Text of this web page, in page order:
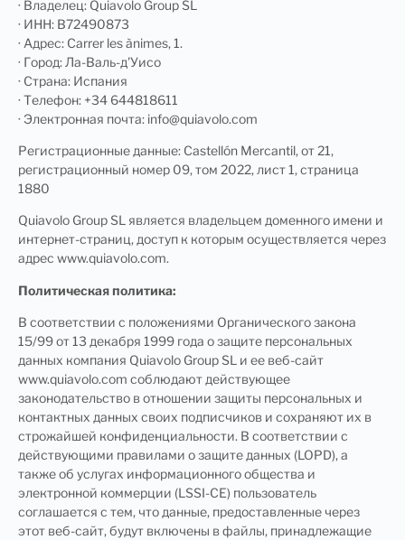
· Владелец: Quiavolo Group SL
· ИНН: B72490873
· Адрес: Carrer les ànimes, 1.
· Город: Ла-Валь-д'Уисо
· Страна: Испания
· Телефон: +34 644818611
· Электронная почта: info@quiavolo.com
Регистрационные данные: Castellón Mercantil, от 21,
регистрационный номер 09, том 2022, лист 1, страница
1880
Quiavolo Group SL является владельцем доменного имени и
интернет-страниц, доступ к которым осуществляется через
адрес www.quiavolo.com.
Политическая политика:
В соответствии с положениями Органического закона
15/99 от 13 декабря 1999 года о защите персональных
данных компания Quiavolo Group SL и ее веб-сайт
www.quiavolo.com соблюдают действующее
законодательство в отношении защиты персональных и
контактных данных своих подписчиков и сохраняют их в
строжайшей конфиденциальности. В соответствии с
действующими правилами о защите данных (LOPD), а
также об услугах информационного общества и
электронной коммерции (LSSI-CE) пользователь
соглашается с тем, что данные, предоставленные через
этот веб-сайт, будут включены в файлы, принадлежащие